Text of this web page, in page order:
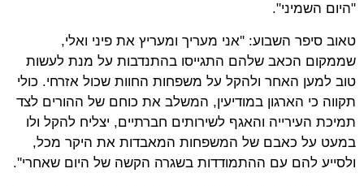
"היום השמיני".
טאוב סיפר השבוע: ''אני מעריך ומעריץ את פיני ואלי,
שממקום הכאב שלהם התגייסו בהתנדבות על מנת לעשות
טוב למען האחר ולהקל על משפחות החוות שכול אזרחי. כולי
תקווה כי הארגון במודיעין, המשלב את כוחם של ההורים לצד
תמיכת העירייה והאגף לשירותים חברתיים, יצליח להקל ולו
במעט על כאבם של המשפחות המאבדות את היקר מכל,
ולסייע להם עם ההתמודדות בשגרה הקשה של היום שאחרי''.